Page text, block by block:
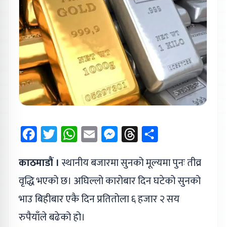
Facebook
Twitter
WhatsApp
EmailMessenger
Threads
काठमाडौं । स्थानीय बजारमा सुनको मूल्यमा पुनः तीव्र
वृद्धि भएको छ। अघिल्लो कारोबार दिन घटेको सुनको
भाउ बिहीबार एकै दिन प्रतितोला ६ हजार २ सय
रुपैयाँले बढेको हो।